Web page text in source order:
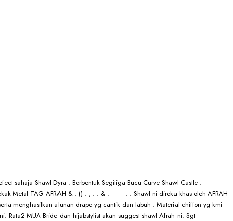
sahaja Shawl Dyra : Berbentuk Segitiga Bucu Curve Shawl Castle :
Metal TAG AFRAH & . () . , . . & . – – : . Shawl ni direka khas oleh AFRAH
menghasilkan alunan drape yg cantik dan labuh . Material chiffon yg kmi
Rata2 MUA Bride dan hijabstylist akan suggest shawl Afrah ni. Sgt